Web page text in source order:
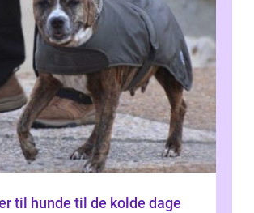
til hunde til de kolde dage